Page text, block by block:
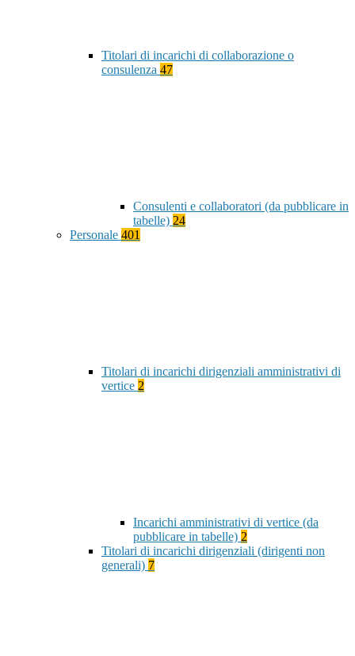
Titolari di incarichi di collaborazione o
consulenza 47
Consulenti e collaboratori (da pubblicare in
tabelle) 24
Personale 401
Titolari di incarichi dirigenziali amministrativi di
vertice 2
Incarichi amministrativi di vertice (da
pubblicare in tabelle) 2
Titolari di incarichi dirigenziali (dirigenti non
generali) 7